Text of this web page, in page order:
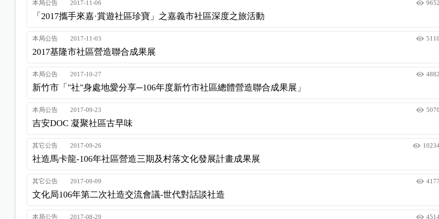
本局公告 2017-11-06 9652
「2017攜手來嘉·賞遊社區珍寶」之嘉義市社區深度之旅活動
本局公告 2017-11-03 5110
2017基隆市社區營造聯合成果展
本局公告 2017-10-27 4882
新竹市「"社"身處地愛分享─106年度新竹市社區總體營造聯合成果展」
本局公告 2017-09-23 5070
吉安DOC 凝聚社區古早味
其它公告 2017-09-26
社造馬卡龍-106年社區營造三期及村落文化發展計畫成果展
其它公告 2017-09-09 4177
文化局106年第二次社造交流會議-世代對話談社造
本局公告 2017-08-29